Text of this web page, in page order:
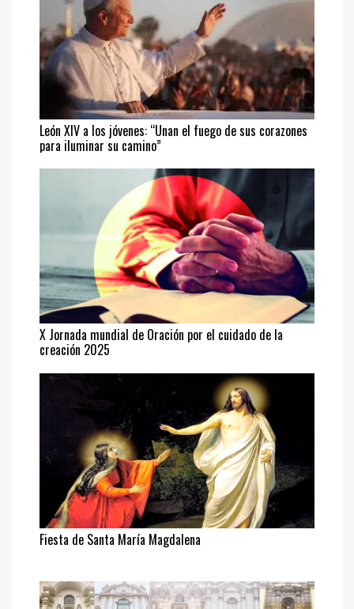
León XIV a los jóvenes: “Unan el fuego de sus corazones
para iluminar su camino”
X Jornada mundial de Oración por el cuidado de la
creación 2025
Fiesta de Santa María Magdalena